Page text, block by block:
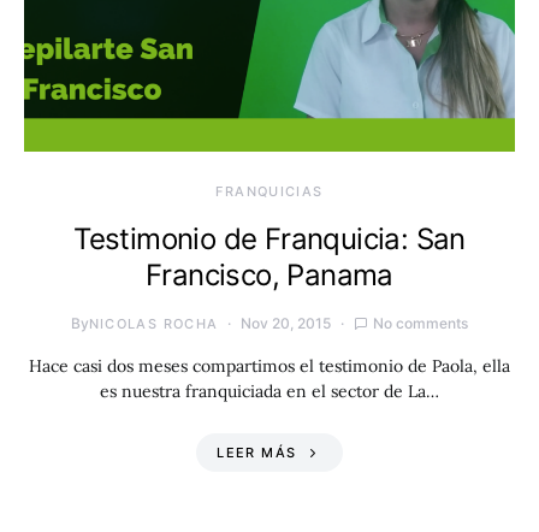
FRANQUICIAS
Testimonio de Franquicia: San
Francisco, Panama
ByNICOLAS ROCHA Nov 20, 2015 No comments
Hace casi dos meses compartimos el testimonio de Paola, ella
es nuestra franquiciada en el sector de La…
LEER MÁS